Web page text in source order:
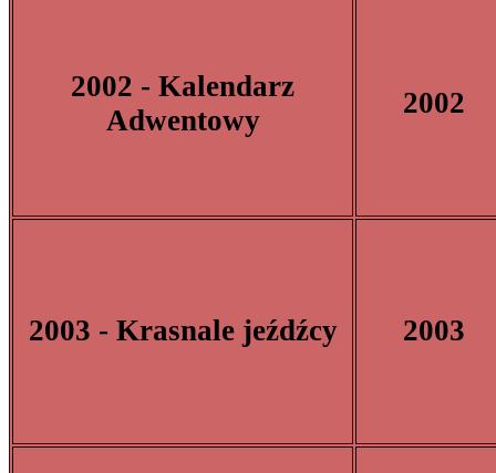
2002 - Kalendarz
Adwentowy
2002
2003 - Krasnale jeźdźcy 2003